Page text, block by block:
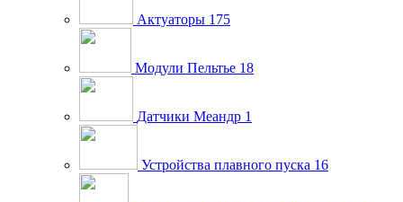
Актуаторы 175
Модули Пельтье 18
Датчики Меандр 1
Устройства плавного пуска 16